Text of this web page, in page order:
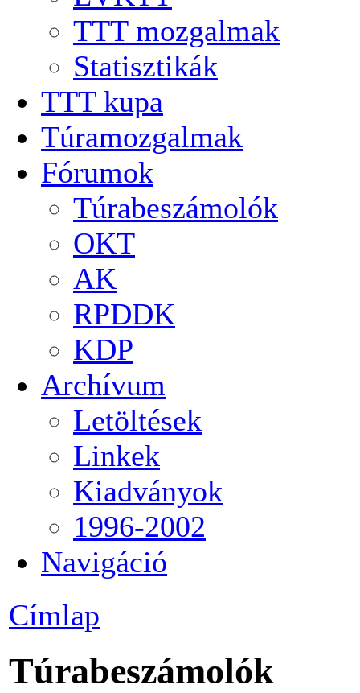
TTT mozgalmak
Statisztikák
TTT kupa
Túramozgalmak
Fórumok
Túrabeszámolók
OKT
AK
RPDDK
KDP
Archívum
Letöltések
Linkek
Kiadványok
1996-2002
Navigáció
Címlap
Túrabeszámolók